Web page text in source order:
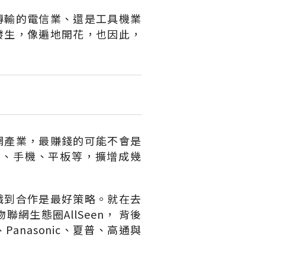
的電信業、還是工具機業
，像遍地開花，也因此，
業，最賺錢的可能不會是
手機、平板等，擴增成幾
合作是最好策略。就在去
網生態圈AllSeen， 背後
Panasonic、夏普、高通與